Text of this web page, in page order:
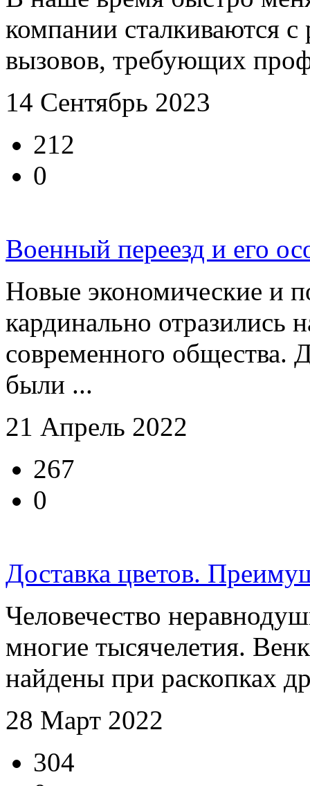
компании сталкиваются
вызовов, требующих
14 Сентябрь 2023
212
0
Военный переезд и его
Новые экономические и
кардинально отразились
современного общества.
были ...
21 Апрель 2022
267
0
Доставка цветов.
Человечество
многие тысячелетия.
найдены при раскопках
28 Март 2022
304